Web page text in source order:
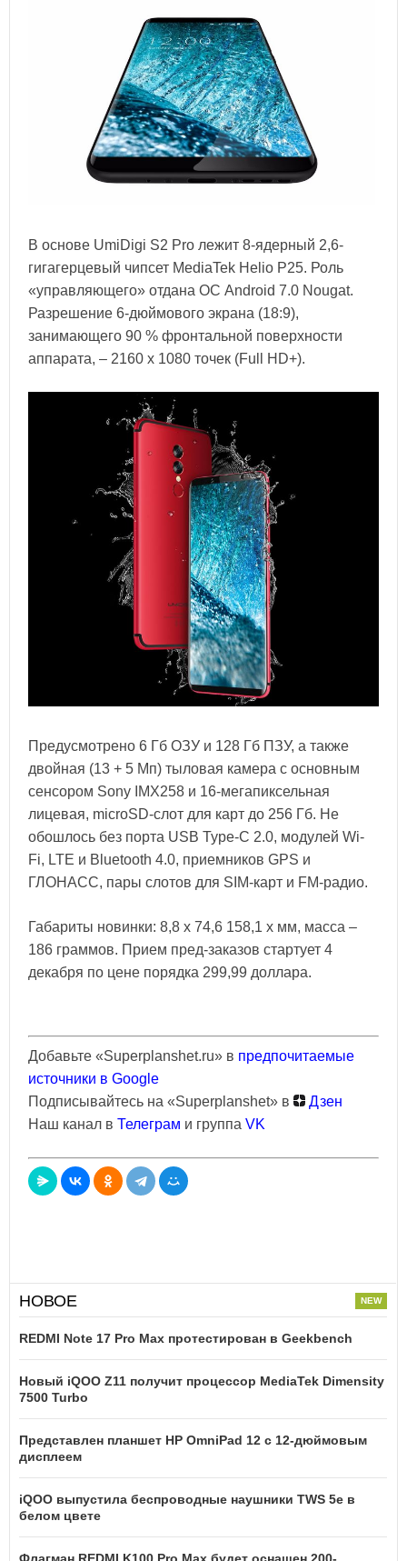
В основе UmiDigi S2 Pro лежит 8-ядерный 2,6-
гигагерцевый чипсет MediaTek Helio P25. Роль
«управляющего» отдана ОС Android 7.0 Nougat.
Разрешение 6-дюймового экрана (18:9),
занимающего 90 % фронтальной поверхности
аппарата, – 2160 х 1080 точек (Full HD+).
Предусмотрено 6 Гб ОЗУ и 128 Гб ПЗУ, а также
двойная (13 + 5 Мп) тыловая камера с основным
сенсором Sony IMX258 и 16-мегапиксельная
лицевая, microSD-слот для карт до 256 Гб. Не
обошлось без порта USB Type-C 2.0, модулей Wi-
Fi, LTE и Bluetooth 4.0, приемников GPS и
ГЛОНАСС, пары слотов для SIM-карт и FM-радио.
Габариты новинки: 8,8 x 74,6 158,1 x мм, масса –
186 граммов. Прием пред-заказов стартует 4
декабря по цене порядка 299,99 доллара.
Добавьте «Superplanshet.ru» в предпочитаемые
источники в Google
Подписывайтесь на «Superplanshet» в
Дзен
Наш канал в Телеграм и группа VK
НОВОЕ
REDMI Note 17 Pro Max протестирован в Geekbench
Новый iQOO Z11 получит процессор MediaTek Dimensity
7500 Turbo
Представлен планшет HP OmniPad 12 с 12-дюймовым
дисплеем
iQOO выпустила беспроводные наушники TWS 5e в
белом цвете